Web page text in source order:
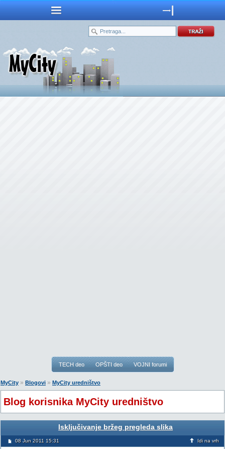
TECH deo OPŠTI deo VOJNI forumi
MyCity » Blogovi » MyCity uredništvo
Blog korisnika MyCity uredništvo
Isključivanje bržeg pregleda slika
08 Jun 2011 15:31 Idi na vrh